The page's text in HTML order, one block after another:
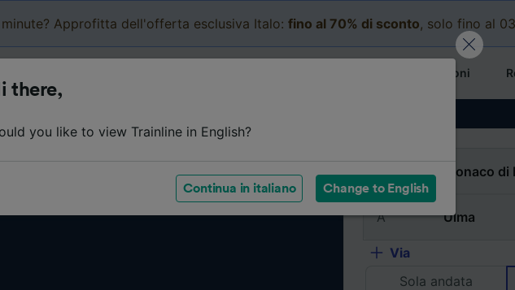
Approfitta dell'offerta esclusiva Italo: fino al 70% di sconto, solo fino al
Le mie prenotazioni
Da
A
Via
Sola andata
there,
you like to view Trainline in English?
Continua in italiano Change to English